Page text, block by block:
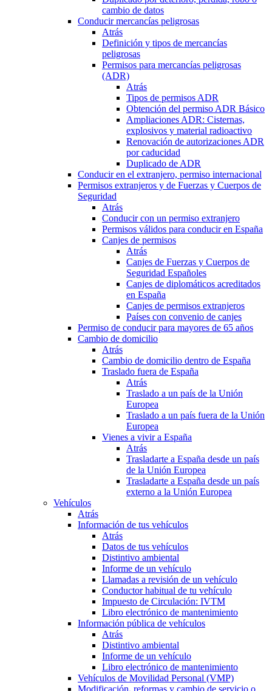
cambio de datos
Conducir mercancías peligrosas
Atrás
Definición y tipos de mercancías
peligrosas
Permisos para mercancías peligrosas
(ADR)
Atrás
Tipos de permisos ADR
Obtención del permiso ADR Básico
Ampliaciones ADR: Cisternas,
explosivos y material radioactivo
Renovación de autorizaciones ADR
por caducidad
Duplicado de ADR
Conducir en el extranjero, permiso internacional
Permisos extranjeros y de Fuerzas y Cuerpos de
Seguridad
Atrás
Conducir con un permiso extranjero
Permisos válidos para conducir en España
Canjes de permisos
Atrás
Canjes de Fuerzas y Cuerpos de
Seguridad Españoles
Canjes de diplomáticos acreditados
en España
Canjes de permisos extranjeros
Países con convenio de canjes
Permiso de conducir para mayores de 65 años
Cambio de domicilio
Atrás
Cambio de domicilio dentro de España
Traslado fuera de España
Atrás
Traslado a un país de la Unión
Europea
Traslado a un país fuera de la Unión
Europea
Vienes a vivir a España
Atrás
Trasladarte a España desde un país
de la Unión Europea
Trasladarte a España desde un país
externo a la Unión Europea
Vehículos
Atrás
Información de tus vehículos
Atrás
Datos de tus vehículos
Distintivo ambiental
Informe de un vehículo
Llamadas a revisión de un vehículo
Conductor habitual de tu vehículo
Impuesto de Circulación: IVTM
Libro electrónico de mantenimiento
Información pública de vehículos
Atrás
Distintivo ambiental
Informe de un vehículo
Libro electrónico de mantenimiento
Vehículos de Movilidad Personal (VMP)